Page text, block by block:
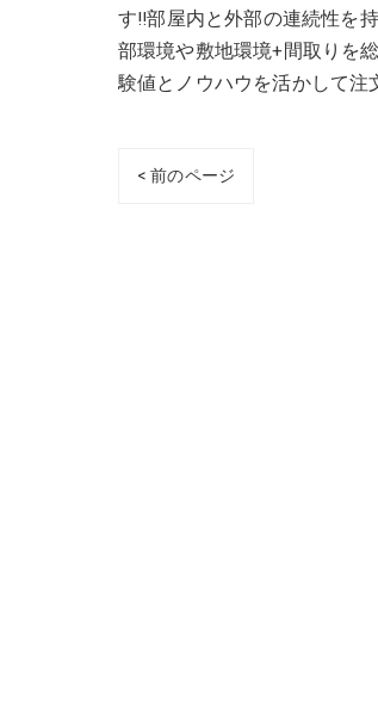
す!!部屋内と外部の連続性を
部環境や敷地環境+間取りを
験値とノウハウを活かして注
< 前のページ